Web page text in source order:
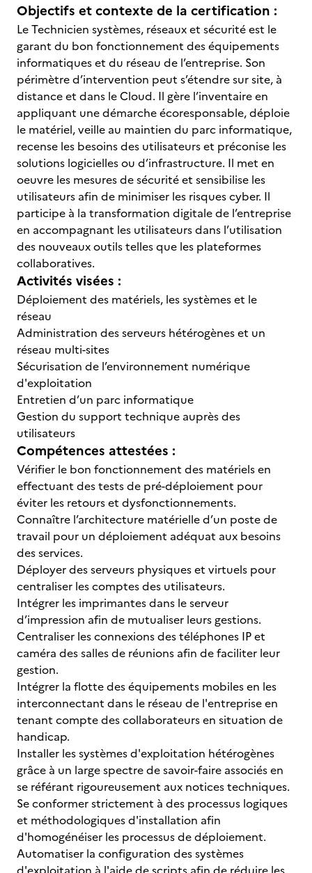
Objectifs et contexte de la certification :
Le Technicien systèmes, réseaux et sécurité est le
garant du bon fonctionnement des équipements
informatiques et du réseau de l’entreprise. Son
périmètre d’intervention peut s’étendre sur site, à
distance et dans le Cloud. Il gère l’inventaire en
appliquant une démarche écoresponsable, déploie
le matériel, veille au maintien du parc informatique,
recense les besoins des utilisateurs et préconise les
solutions logicielles ou d’infrastructure. Il met en
oeuvre les mesures de sécurité et sensibilise les
utilisateurs afin de minimiser les risques cyber. Il
participe à la transformation digitale de l’entreprise
en accompagnant les utilisateurs dans l’utilisation
des nouveaux outils telles que les plateformes
collaboratives.
Activités visées :
Déploiement des matériels, les systèmes et le
réseau
Administration des serveurs hétérogènes et un
réseau multi-sites
Sécurisation de l’environnement numérique
d'exploitation
Entretien d’un parc informatique
Gestion du support technique auprès des
utilisateurs
Compétences attestées :
Vérifier le bon fonctionnement des matériels en
effectuant des tests de pré-déploiement pour
éviter les retours et dysfonctionnements.
Connaître l’architecture matérielle d’un poste de
travail pour un déploiement adéquat aux besoins
des services.
Déployer des serveurs physiques et virtuels pour
centraliser les comptes des utilisateurs.
Intégrer les imprimantes dans le serveur
d’impression afin de mutualiser leurs gestions.
Centraliser les connexions des téléphones IP et
caméra des salles de réunions afin de faciliter leur
gestion.
Intégrer la flotte des équipements mobiles en les
interconnectant dans le réseau de l'entreprise en
tenant compte des collaborateurs en situation de
handicap.
Installer les systèmes d'exploitation hétérogènes
grâce à un large spectre de savoir-faire associés en
se référant rigoureusement aux notices techniques.
Se conformer strictement à des processus logiques
et méthodologiques d'installation afin
d'homogénéiser les processus de déploiement.
Automatiser la configuration des systèmes